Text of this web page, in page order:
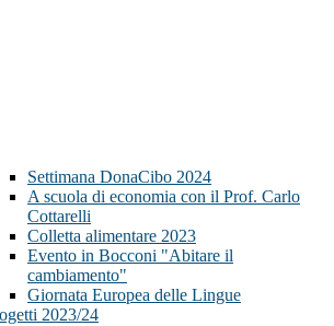
Settimana DonaCibo 2024
A scuola di economia con il Prof. Carlo
Cottarelli
Colletta alimentare 2023
Evento in Bocconi "Abitare il
cambiamento"
Giornata Europea delle Lingue
2023/24